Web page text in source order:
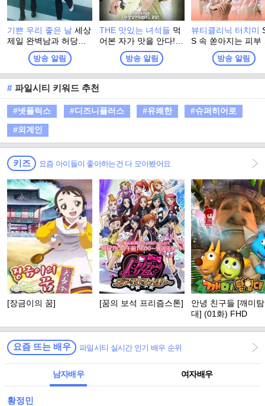
기쁜 우리 좋은 날세상
제일 완벽남과 허당녀
의 일촉즉발 생사 쟁탈
전! 저마다 '내 인생의
주인공'이 되고픈, 다양
한 세대가 만들어가는
멜로 가족 드라마
방송 알림
THE 맛있는 녀석들 먹
어본 자가 맛을 안다!
경력직 뚱친들의 '더 맛
있어지겠다'는 결심! T
HE 맛있는 녀석들 is b
방송 알림
뷰티클리닉 터치미
S 속 쏟아지는 피부
강 정보, 가짜정보
도, 나에게 맞지 않
잘못된 정보일 수도
드립니다!
방송 알림
# 파일시티 키워드 추천
#넷플릭스 #디즈니플러스 #유쾌한
#슈퍼히어로
#외계인
키즈 요즘 아이들이 좋아하는건 다 모아봤어요
[장금이의 꿈] [꿈의 보석 프리즘스톤]
안녕 친구들 [깨미
대] (01화) FHD
요즘 뜨는 배우 파일시티 실시간 인기 배우 순위
남자배우 여자배우
황정민